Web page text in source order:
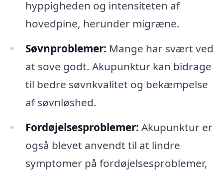
hyppigheden og intensiteten af
hovedpine, herunder migræne.
Søvnproblemer: Mange har svært ved
at sove godt. Akupunktur kan bidrage
til bedre søvnkvalitet og bekæmpelse
af søvnløshed.
Fordøjelsesproblemer: Akupunktur er
også blevet anvendt til at lindre
symptomer på fordøjelsesproblemer,